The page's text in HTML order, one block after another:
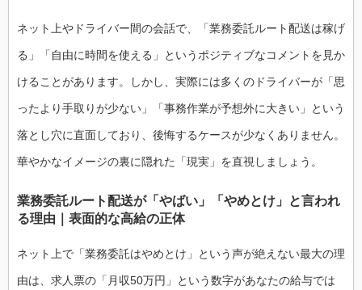
ネット上やドライバー間の会話で、「業務委託ルート配送は稼げ
る」「自由に時間を使える」というポジティブなコメントを見か
けることがあります。しかし、実際には多くのドライバーが「思
ったより手取りが少ない」「事務作業が予想外に大きい」という
落とし穴に直面しており、後悔するケースが少なくありません。
華やかなイメージの裏に隠れた「現実」を直視しましょう。
業務委託ルート配送が「やばい」「やめとけ」と言われ
る理由｜表面的な高給の正体
ネット上で「業務委託はやめとけ」という声が絶えない最大の理
由は、求人票の「月収50万円」という数字があなたの給与では